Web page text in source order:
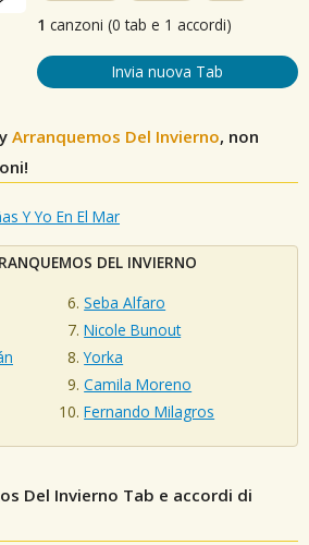
1 canzoni (0 tab e 1 accordi)
Invia nuova Tab
Arranquemos Del Invierno, non
Y Yo En El Mar
DEL INVIERNO
Seba Alfaro
Nicole Bunout
Yorka
Camila Moreno
Fernando Milagros
Del Invierno Tab e accordi di